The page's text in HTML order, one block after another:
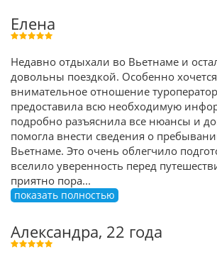
Елена
Недавно отдыхали во Вьетнаме и
довольны поездкой. Особенно
внимательное отношение
предоставила всю необходимую
подробно разъяснила все нюансы и
помогла внести сведения о
Вьетнаме. Это очень облегчило
вселило уверенность перед
приятно пора...
показать полностью
Александра, 22 года